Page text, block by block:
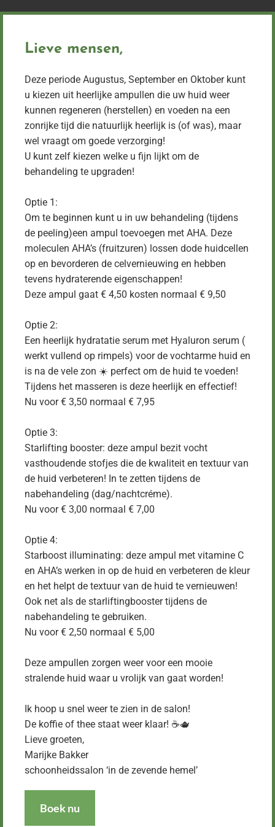
Lieve mensen,
Deze periode Augustus, September en Oktober kunt
u kiezen uit heerlijke ampullen die uw huid weer
kunnen regeneren (herstellen) en voeden na een
zonrijke tijd die natuurlijk heerlijk is (of was), maar
wel vraagt om goede verzorging!
U kunt zelf kiezen welke u fijn lijkt om de
behandeling te upgraden!
Optie 1:
Om te beginnen kunt u in uw behandeling (tijdens
de peeling)een ampul toevoegen met AHA. Deze
moleculen AHA’s (fruitzuren) lossen dode huidcellen
op en bevorderen de celvernieuwing en hebben
tevens hydraterende eigenschappen!
Deze ampul gaat € 4,50 kosten normaal € 9,50
Optie 2:
Een heerlijk hydratatie serum met Hyaluron serum (
werkt vullend op rimpels) voor de vochtarme huid en
is na de vele zon ☀️ perfect om de huid te voeden!
Tijdens het masseren is deze heerlijk en effectief!
Nu voor € 3,50 normaal € 7,95
Optie 3:
Starlifting booster: deze ampul bezit vocht
vasthoudende stofjes die de kwaliteit en textuur van
de huid verbeteren! In te zetten tijdens de
nabehandeling (dag/nachtcréme).
Nu voor € 3,00 normaal € 7,00
Optie 4:
Starboost illuminating: deze ampul met vitamine C
en AHA’s werken in op de huid en verbeteren de kleur
en het helpt de textuur van de huid te vernieuwen!
Ook net als de starliftingbooster tijdens de
nabehandeling te gebruiken.
Nu voor € 2,50 normaal € 5,00
Deze ampullen zorgen weer voor een mooie
stralende huid waar u vrolijk van gaat worden!
Ik hoop u snel weer te zien in de salon!
De koffie of thee staat weer klaar! ☕️🫖
Lieve groeten,
Marijke Bakker
schoonheidssalon ‘in de zevende hemel’
Boek nu